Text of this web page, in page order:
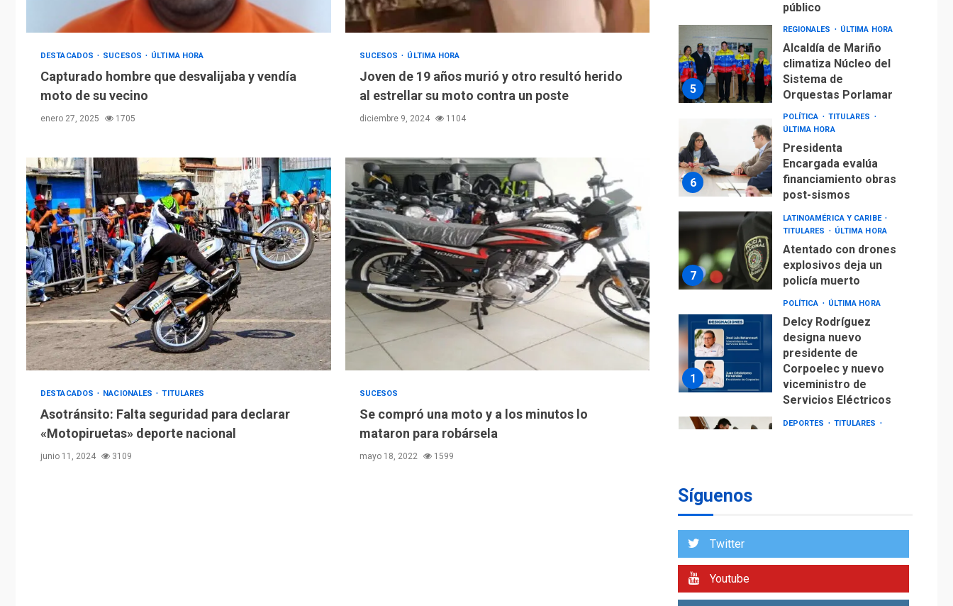
DESTACADOS SUCESOS ÚLTIMA HORA
Capturado hombre que desvalijaba y vendía
moto de su vecino
enero 27, 2025 1705
SUCESOS ÚLTIMA HORA
Joven de 19 años murió y otro resultó herido
al estrellar su moto contra un poste
diciembre 9, 2024 1104
DESTACADOS NACIONALES TITULARES
Asotránsito: Falta seguridad para declarar
«Motopiruetas» deporte nacional
junio 11, 2024 3109
SUCESOS
Se compró una moto y a los minutos lo
mataron para robársela
mayo 18, 2022 1599
público
5
REGIONALES ÚLTIMA HORA
Alcaldía de Mariño
climatiza Núcleo del
Sistema de
Orquestas Porlamar
6
POLÍTICA
TITULARES
ÚLTIMA HORA
Presidenta
Encargada evalúa
financiamiento obras
post-sismos
7
LATINOAMÉRICA Y CARIBE
TITULARES
ÚLTIMA HORA
Atentado con drones
explosivos deja un
policía muerto
1
POLÍTICA ÚLTIMA HORA
Delcy Rodríguez
designa nuevo
presidente de
Corpoelec y nuevo
viceministro de
Servicios Eléctricos
DEPORTES
TITULARES
3
Funsone benefició a
entrega de lentes
Síguenos
Twitter
Youtube